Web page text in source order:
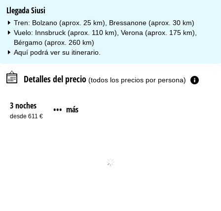
Llegada Siusi
Tren: Bolzano (aprox. 25 km), Bressanone (aprox. 30 km)
Vuelo: Innsbruck (aprox. 110 km), Verona (aprox. 175 km),
Bérgamo (aprox. 260 km)
Aquí podrá ver su itinerario
Detalles del precio (todos los precios por persona)
3 noches
desde 611 €
••• más